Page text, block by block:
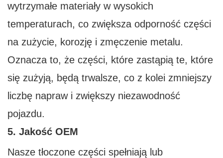
wytrzymałe materiały w wysokich
temperaturach, co zwiększa odporność części
na zużycie, korozję i zmęczenie metalu.
Oznacza to, że części, które zastąpią te, które
się zużyją, będą trwalsze, co z kolei zmniejszy
liczbę napraw i zwiększy niezawodność
pojazdu.
5. Jakość OEM
Nasze tłoczone części spełniają lub